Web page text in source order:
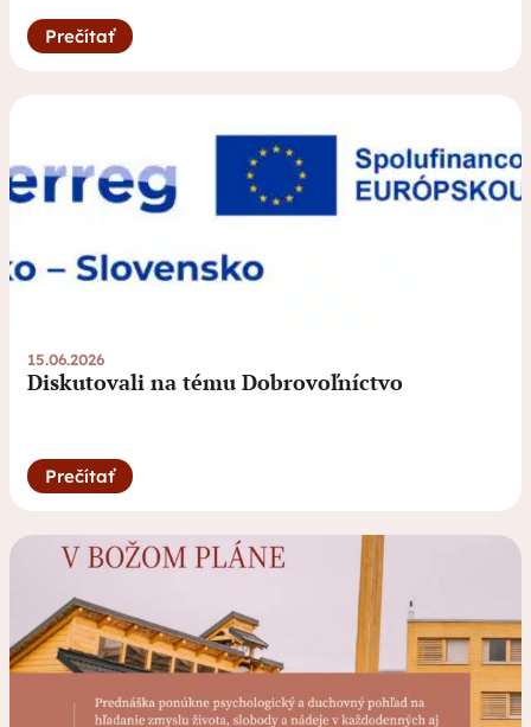
Prečítať
15.06.2026
Diskutovali na tému Dobrovoľníctvo
Prečítať